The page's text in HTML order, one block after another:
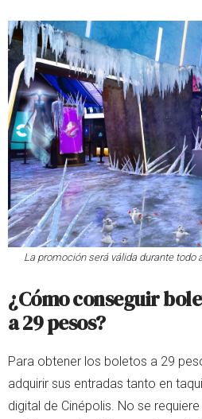
La promoción será válida durante todo
¿Cómo conseguir
a 29 pesos?
Para obtener los boletos a 29
adquirir sus entradas tanto en
digital de Cinépolis. No se